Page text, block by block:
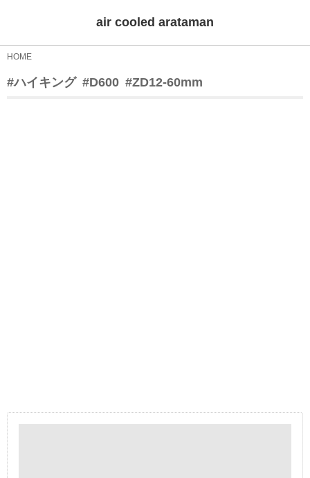
air cooled arataman
HOME
#ハイキング #D600 #ZD12-60mm